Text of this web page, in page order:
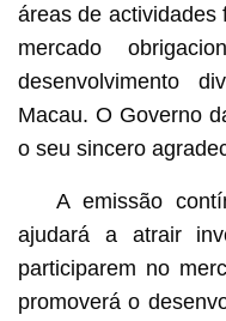
áreas de actividades
mercado
desenvolvimento
Macau. O Governo
o seu sincero
A emissão
ajudará a atrair
participarem no
promoverá o